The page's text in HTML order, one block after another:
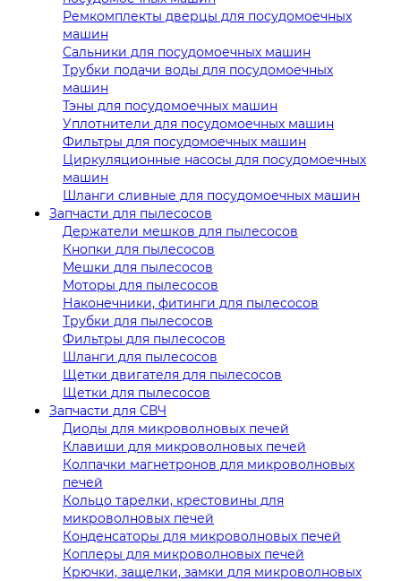
Ремкомплекты дверцы для посудомоечных
машин
Сальники для посудомоечных машин
Трубки подачи воды для посудомоечных
машин
Тэны для посудомоечных машин
Уплотнители для посудомоечных машин
Фильтры для посудомоечных машин
Циркуляционные насосы для посудомоечных
машин
Шланги сливные для посудомоечных машин
Запчасти для пылесосов
Держатели мешков для пылесосов
Кнопки для пылесосов
Мешки для пылесосов
Моторы для пылесосов
Наконечники, фитинги для пылесосов
Трубки для пылесосов
Фильтры для пылесосов
Шланги для пылесосов
Щетки двигателя для пылесосов
Щетки для пылесосов
Запчасти для СВЧ
Диоды для микроволновых печей
Клавиши для микроволновых печей
Колпачки магнетронов для микроволновых
печей
Кольцо тарелки, крестовины для
микроволновых печей
Конденсаторы для микроволновых печей
Коплеры для микроволновых печей
Крючки, защелки, замки для микроволновых